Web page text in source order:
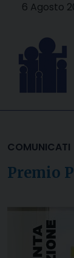
6 Agosto
COMUNICATI
Premio